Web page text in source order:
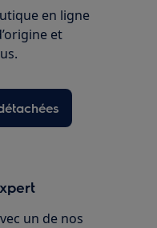
en ligne
et
un de nos